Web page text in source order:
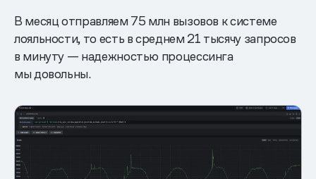
В месяц отправляем 75 млн вызовов к системе
лояльности, то есть в среднем 21 тысячу запросов
в минуту — надежностью процессинга
мы довольны.